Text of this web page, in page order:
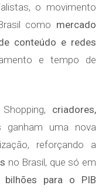
o movimento
como mercado
conteúdo e redes
e tempo de
criadores,
ganham uma nova
reforçando a
no Brasil, que só em
bilhões para o PIB